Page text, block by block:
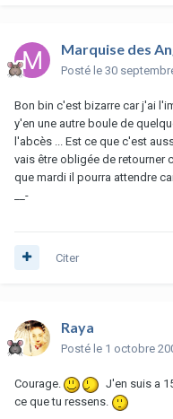
Marquise des
Posté le 30
Bon bin c'est bizarre car j'ai
y'en une autre boule de
l'abcès ... Est ce que c'est
vais être obligée de retourner
que mardi il pourra attendre
__-
Citer
Raya
Posté le 1 octobre
Courage.
J'en suis a
ce que tu ressens.